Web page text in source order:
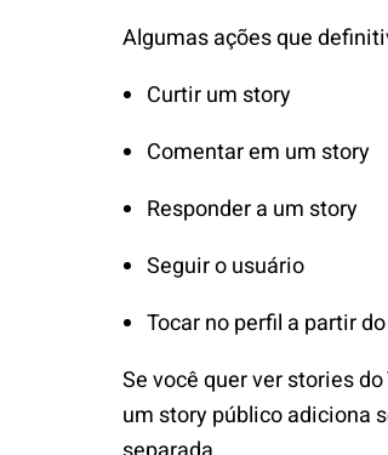
Algumas ações que
Curtir um story
Comentar em um story
Responder a um story
Seguir o usuário
Tocar no perfil a partir
Se você quer ver stories
um story público adiciona